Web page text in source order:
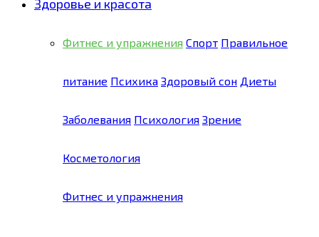
Здоровье и красота
Фитнес и упражнения Спорт Правильное
питание Психика Здоровый сон Диеты
Заболевания Психология Зрение
Косметология
Фитнес и упражнения